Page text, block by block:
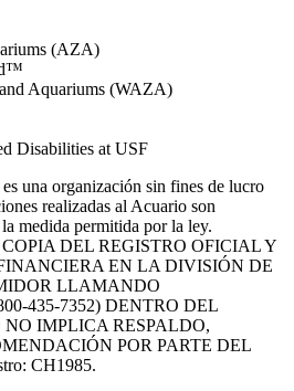
(AZA)
Aquariums (WAZA)
Disabilities at USF
una organización sin fines de lucro
realizadas al Acuario son
medida permitida por la ley.
DEL REGISTRO OFICIAL Y
EN LA DIVISIÓN DE
LLAMANDO
435-7352) DENTRO DEL
IMPLICA RESPALDO,
POR PARTE DEL
CH1985.